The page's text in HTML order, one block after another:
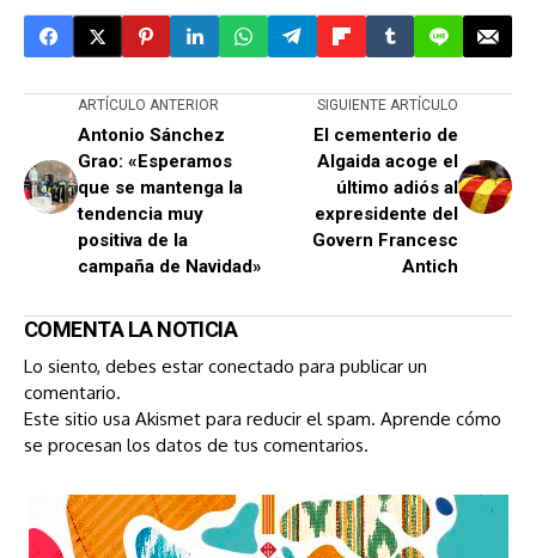
ARTÍCULO ANTERIOR
Antonio Sánchez
Grao: «Esperamos
que se mantenga la
tendencia muy
positiva de la
campaña de Navidad»
SIGUIENTE ARTÍCULO
El cementerio de
Algaida acoge el
último adiós al
expresidente del
Govern Francesc
Antich
COMENTA LA NOTICIA
Lo siento, debes estar conectado para publicar un
comentario.
Este sitio usa Akismet para reducir el spam. Aprende cómo
se procesan los datos de tus comentarios.